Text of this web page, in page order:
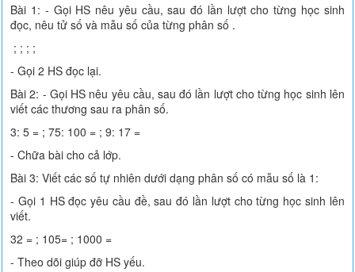
Bài 1: - Gọi HS nêu yêu cầu, sau đó lần lượt cho từng học sinh
đọc, nêu tử số và mẫu số của từng phân số .
; ; ; ;
- Gọi 2 HS đọc lại.
Bài 2: - Gọi HS nêu yêu cầu, sau đó lần lượt cho từng học sinh lên
viết các thương sau ra phân số.
3: 5 = ; 75: 100 = ; 9: 17 =
- Chữa bài cho cả lớp.
Bài 3: Viết các số tự nhiên dưới dạng phân số có mẫu số là 1:
- Gọi 1 HS đọc yêu cầu đề, sau đó lần lượt cho từng học sinh lên
viết.
32 = ; 105= ; 1000 =
- Theo dõi giúp đỡ HS yếu.